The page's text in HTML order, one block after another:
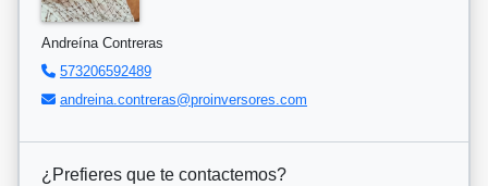
Andreína Contreras
573206592489
andreina.contreras@proinversores.com
¿Prefieres que te contactemos?